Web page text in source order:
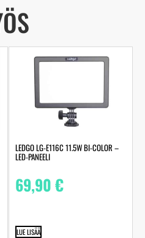
LEDGO LG-E116C 11.5W BI-COLOR –
LED-PANEELI
69,90€
LUE LISÄÄ